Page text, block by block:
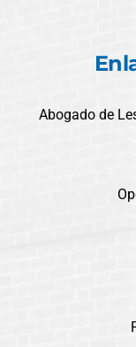
Abogado de